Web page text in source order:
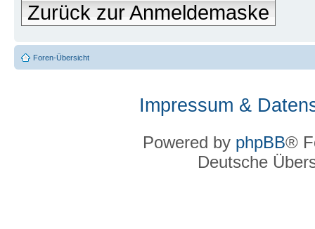
Zurück zur Anmeldemaske
Foren-Übersicht
Impressum &
Powered by phpBB®
Deutsche